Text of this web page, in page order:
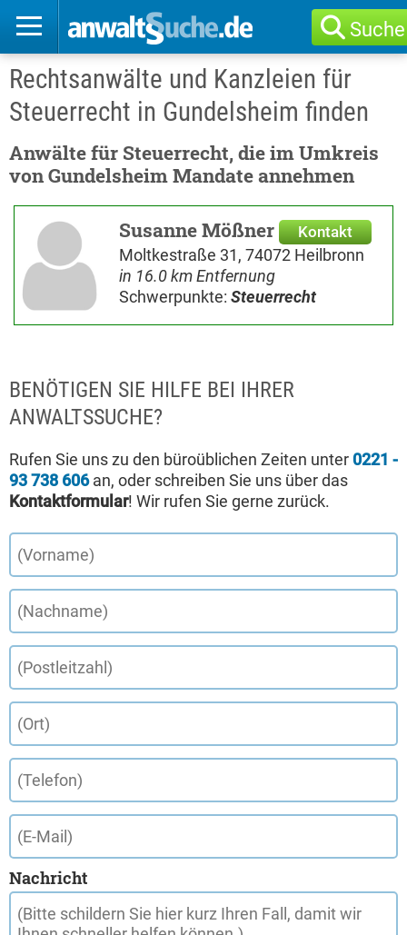
Suche
Rechtsanwälte und Kanzleien für
Steuerrecht in Gundelsheim finden
Anwälte für Steuerrecht, die im Umkreis
von Gundelsheim Mandate annehmen
Susanne Mößner Kontakt
Moltkestraße 31, 74072 Heilbronn
in 16.0 km Entfernung
Schwerpunkte: Steuerrecht
BENÖTIGEN SIE HILFE BEI IHRER
ANWALTSSUCHE?
Rufen Sie uns zu den büroüblichen Zeiten unter 0221 -
93 738 606an, oder schreiben Sie uns über das
Kontaktformular! Wir rufen Sie gerne zurück.
Nachricht